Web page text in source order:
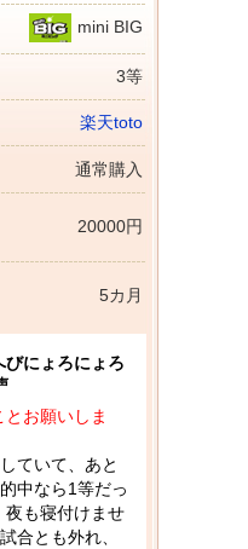
mini BIG
3等
楽天toto
通常購入
20000円
5カ月
びにょろにょろ
とお願いしま
ていて、あと
中なら1等だっ
夜も寝付けませ
合とも外れ、